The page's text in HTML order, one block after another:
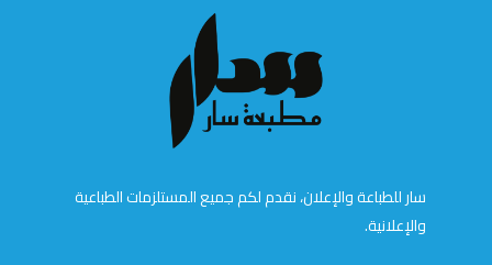
سار للطباعة والإعلان، نقدم لكم جميع المستلزمات الطباعية
والإعلانية.